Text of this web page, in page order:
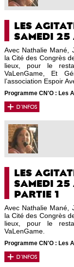
LES
SAMEDI
Avec Nathalie Mané,
la Cité des Congrès
lieux, pour le
VaLenGame, Et
l’association Espoir
Programme CN'O : Les
LES
SAMEDI
PARTIE 1
Avec Nathalie Mané,
la Cité des Congrès
lieux, pour le
VaLenGame.
Programme CN'O : Les